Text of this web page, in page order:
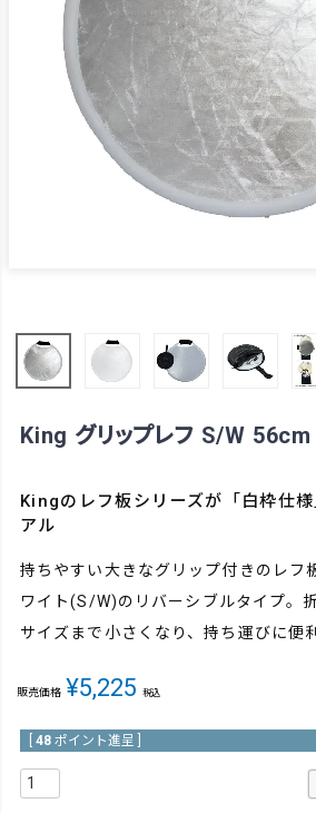
King グリップレフ S/W
Kingのレフ板シリーズが「白枠仕
アル
持ちやすい大きなグリップ付きのレフ
ワイト(S/W)のリバーシブルタイプ。
サイズまで小さくなり、持ち運びに便
販売価格 ¥5,225 税込
48 ポイント進呈 ]